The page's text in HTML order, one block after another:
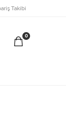
Takibi
0